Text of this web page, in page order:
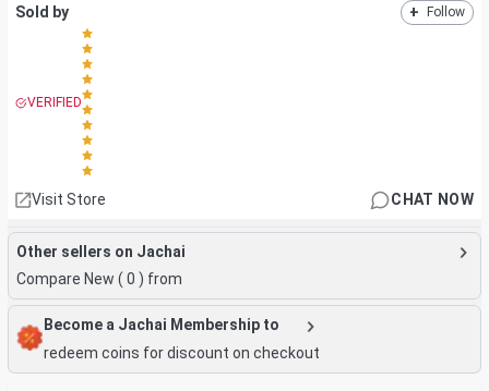
Sold by + Follow
VERIFIED
Visit Store CHAT NOW
Other sellers on Jachai
Compare New ( 0 ) from
Become a Jachai Membership to
redeem coins for discount on checkout